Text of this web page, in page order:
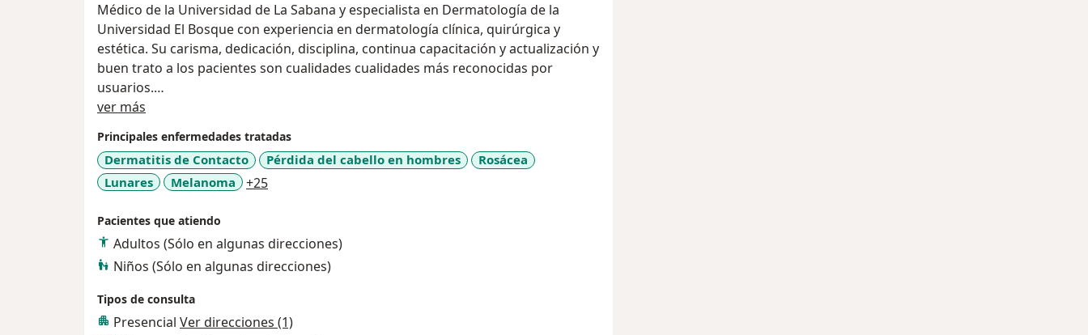
Médico de la Universidad de La Sabana y especialista en Dermatología de la
Universidad El Bosque con experiencia en dermatología clínica, quirúrgica y
estética. Su carisma, dedicación, disciplina, continua capacitación y actualización y
buen trato a los pacientes son cualidades cualidades más reconocidas por
usuarios.
de fácil ubicación y acceso en cualquier medio de transporte (frente al puente
peatonal de Centro Chia). Contando equipos e instalación médica necesaria para
ofrecerle las mejores alternativas para el cuidado de su piel en pacientes
ver más
Principales enfermedades tratadas
Dermatitis de Contacto Pérdida del cabello en hombres
Rosácea
Lunares
Melanoma +25a11y_sr_more_diseases
Pacientes que atiendo
Adultos (Sólo en algunas direcciones)
Niños (Sólo en algunas direcciones)
Tipos de consulta
Presencial Ver direcciones (1)